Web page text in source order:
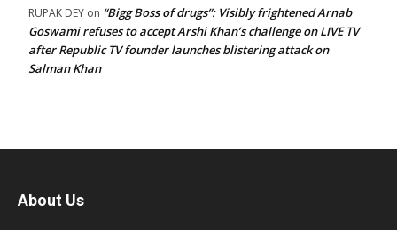
RUPAK DEY on “Bigg Boss of drugs”: Visibly frightened Arnab
Goswami refuses to accept Arshi Khan’s challenge on LIVE TV
after Republic TV founder launches blistering attack on
Salman Khan
About Us